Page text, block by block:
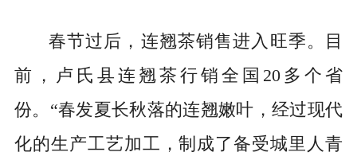
春节过后，连翘茶销售进入旺季。目
前，卢氏县连翘茶行销全国20多个省
份。“春发夏长秋落的连翘嫩叶，经过现代
化的生产工艺加工，制成了备受城里人青